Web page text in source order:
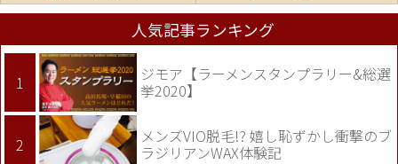
人気記事ランキング
ジモア【ラーメンスタンプラリー&総選
挙2020】
メンズVIO脱毛!? 嬉し恥ずかし衝撃のブ
ラジリアンWAX体験記